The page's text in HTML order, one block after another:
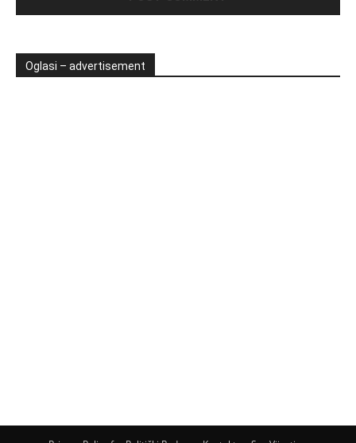
Oglasi – advertisement